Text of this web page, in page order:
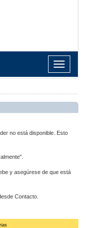
Toggle
navigation
no está disponible. Esto
y asegúrese de que está
Contacto.